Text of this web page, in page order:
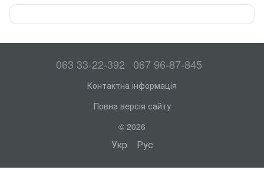
063 33-22-392 067 96-87-845
Контактна інформація
Повна версія сайту
© 2026
Укр Рус